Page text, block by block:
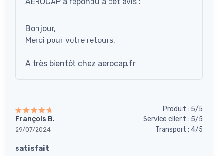
Bonjour,
Merci pour votre retours.
A très bientôt chez aerocap.fr
François B.
29/07/2024
Produit : 5/5
Service client : 5/5
Transport : 4/5
satisfait